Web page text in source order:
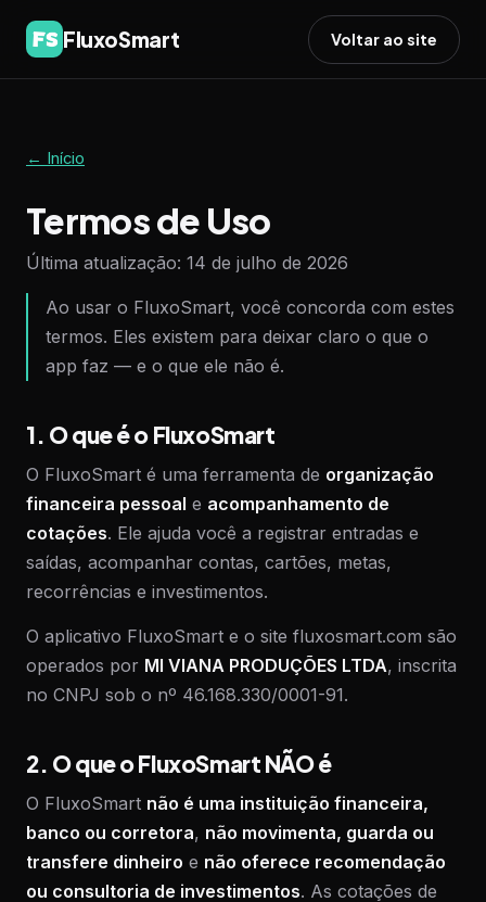
FluxoSmart Voltar ao site
← Início
Termos de Uso
Última atualização: 14 de julho de 2026
Ao usar o FluxoSmart, você concorda com estes
termos. Eles existem para deixar claro o que o
app faz — e o que ele não é.
1. O que é o FluxoSmart
O FluxoSmart é uma ferramenta de organização
financeira pessoal e acompanhamento de
cotações. Ele ajuda você a registrar entradas e
saídas, acompanhar contas, cartões, metas,
recorrências e investimentos.
O aplicativo FluxoSmart e o site fluxosmart.com são
operados por MI VIANA PRODUÇÕES LTDA, inscrita
no CNPJ sob o nº 46.168.330/0001-91.
2. O que o FluxoSmart NÃO é
O FluxoSmart não é uma instituição financeira,
banco ou corretora, não movimenta, guarda ou
transfere dinheiro e não oferece recomendação
ou consultoria de investimentos. As cotações de